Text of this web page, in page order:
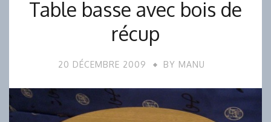
Table basse avec bois de
récup
20 DÉCEMBRE 2009 BY MANU